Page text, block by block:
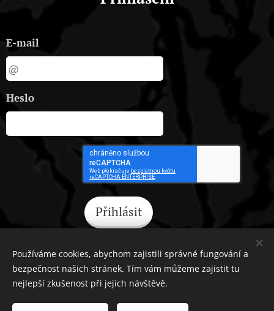
E-mail
Heslo
Přihlásit
Zapomněli jste heslo?
Používáme cookies, abychom zajistili správné fungování a
bezpečnost našich stránek. Tím vám můžeme zajistit tu
nejlepší zkušenost při jejich návštěvě.